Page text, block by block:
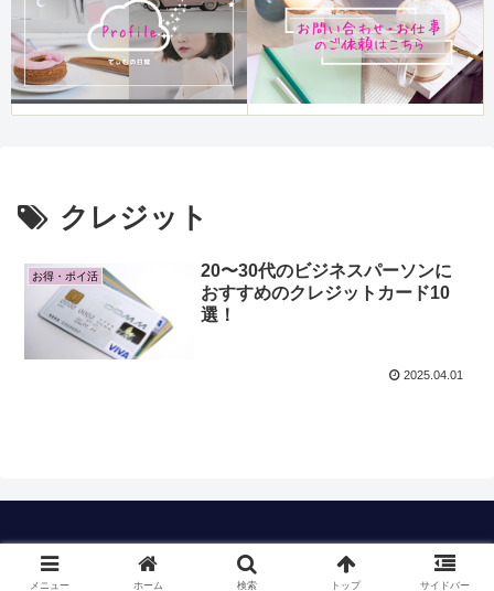
クレジット
お得・ポイ活
20〜30代のビジネスパーソンに
おすすめのクレジットカード10
選！
2025.04.01
Copyright © 2023 timのおすすめも All Rights Reserved.
メニュー ホーム 検索 トップ サイドバー